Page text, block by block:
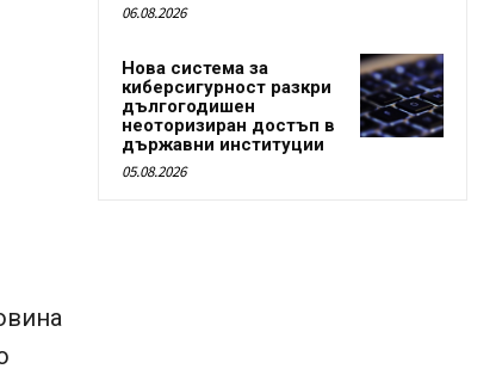
06.08.2026
Нова система за
киберсигурност разкри
дългогодишен
неоторизиран достъп в
държавни институции
05.08.2026